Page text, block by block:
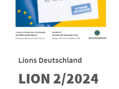
Lions Deutschland
LION 2/2024